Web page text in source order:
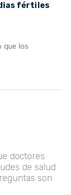
fértiles
que los
doctores
de salud
son